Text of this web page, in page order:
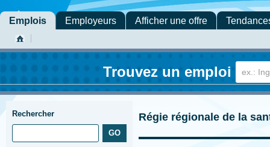
Emplois Employeurs Afficher une offre
Trouvez un emploi
Rechercher Régie régionale de la